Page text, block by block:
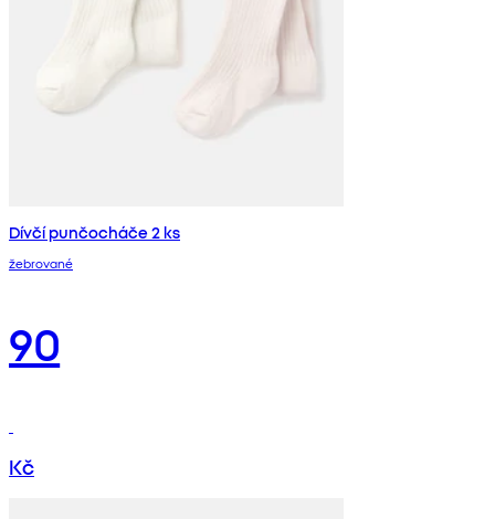
Dívčí punčocháče 2 ks
žebrované
90
Kč